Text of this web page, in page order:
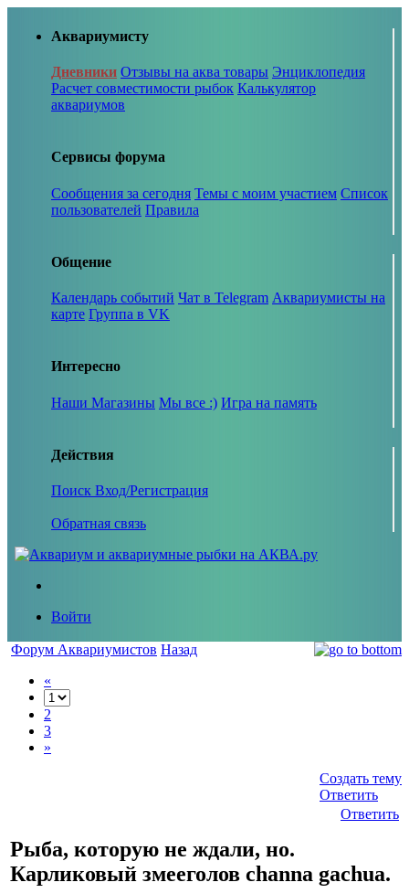
Аквариумисту
Дневники Отзывы на аква товары Энциклопедия
Расчет совместимости рыбок Калькулятор
аквариумов
Сервисы форума
Сообщения за сегодня Темы с моим участием Список
пользователей Правила
Общение
Календарь событий Чат в Telegram Аквариумисты на
карте Группа в VK
Интересно
Наши Магазины Мы все :) Игра на память
Действия
Поиск Вход/Регистрация
Обратная связь
Войти
Форум Аквариумистов Назад
«
2
3
»
Создать тему
Ответить
Ответить
Рыба, которую не ждали, но.
Карликовый змееголов channa gachua.